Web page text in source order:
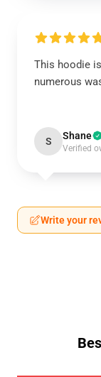
This hoodie
numerous
S Shane
Verified
Write your